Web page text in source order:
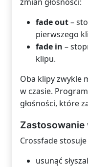
fade out–
pierwszego
fade in –
klipu.
Oba klipy zwykle
w czasie.
głośności, które
Zastosowanie
Crossfade
usunąć